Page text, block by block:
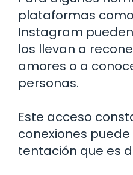
plataformas
Instagram
los llevan a
amores o a
personas.
Este acceso
conexiones
tentación que es